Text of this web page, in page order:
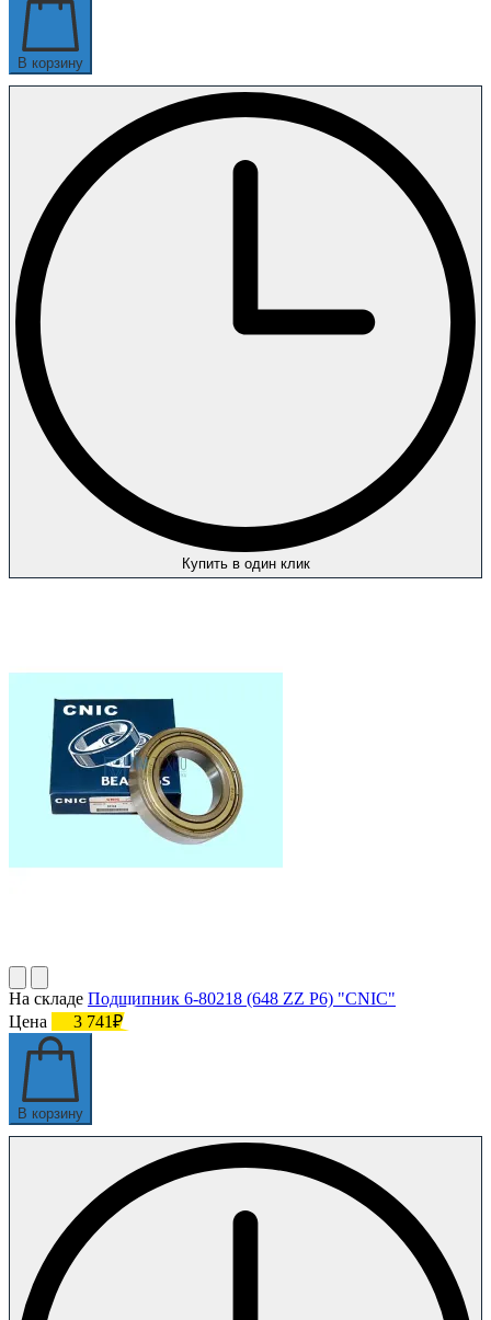
В корзину
Купить в один клик
На складе Подшипник 6-80218 (648 ZZ P6) "CNIC"
Цена
3 741₽
В корзину